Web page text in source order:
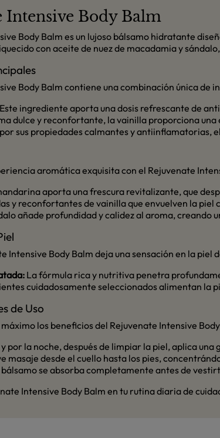
Intensive Body Balm
Body Balm es un lujoso bálsamo hidratante
con aceite de nuez de macadamia y
Body Balm contiene una combinación única de
Este ingrediente aporta una dosis refrescante de
dulce y reconfortante, la vainilla proporciona
sus propiedades calmantes y antiinflamatorias,
aromática exquisita con el Rejuvenate
aporta una frescura revitalizante, que
y reconfortantes de vainilla que envuelven la piel
añade profundidad y calidez al aroma, creando
Intensive Body Balm deja una sensación en la piel
La fórmula rica y nutritiva penetra
cuidadosamente seleccionados alimentan la
de Uso
los beneficios del Rejuvenate Intensive
por la noche, después de limpiar la piel, aplica
masaje desde el cuello hasta los pies,
se absorba completamente antes de
Intensive Body Balm en tu rutina diaria de